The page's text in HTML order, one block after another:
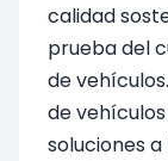
calidad
prueba del
de
de
soluciones